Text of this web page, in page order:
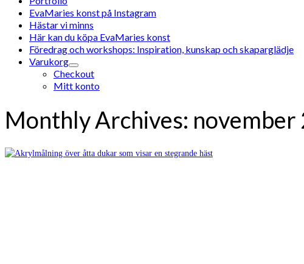
EvaMaries konst på Instagram
Hästar vi minns
Här kan du köpa EvaMaries konst
Föredrag och workshops: Inspiration, kunskap och skaparglädje
Varukorg
Checkout
Mitt konto
Monthly Archives: november